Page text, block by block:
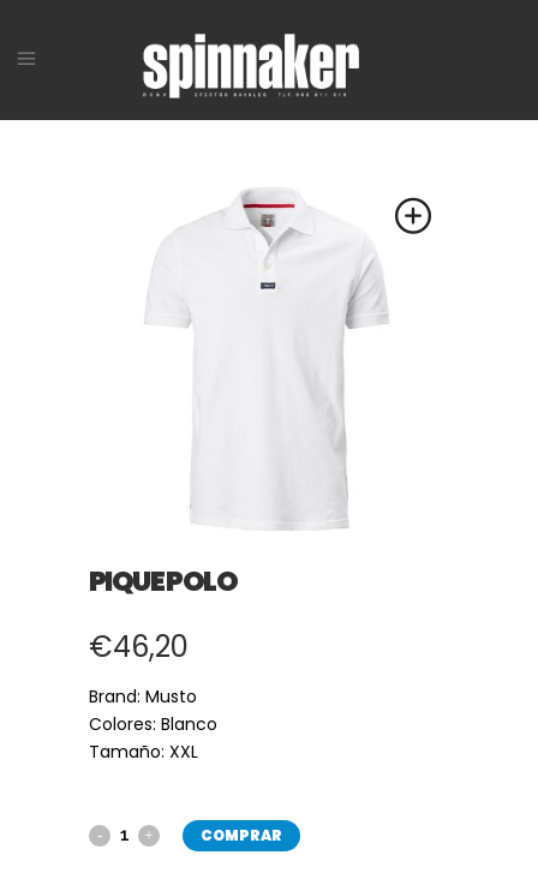
PIQUE POLO
€46,20
Brand: Musto
Colores: Blanco
Tamaño: XXL
COMPRAR